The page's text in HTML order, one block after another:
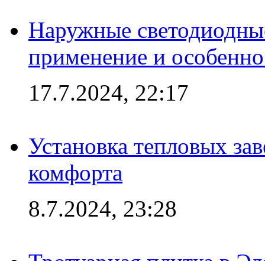
Наружные
применение и
17.7.2024, 22:17
Установка тепловых
комфорта
8.7.2024, 23:28